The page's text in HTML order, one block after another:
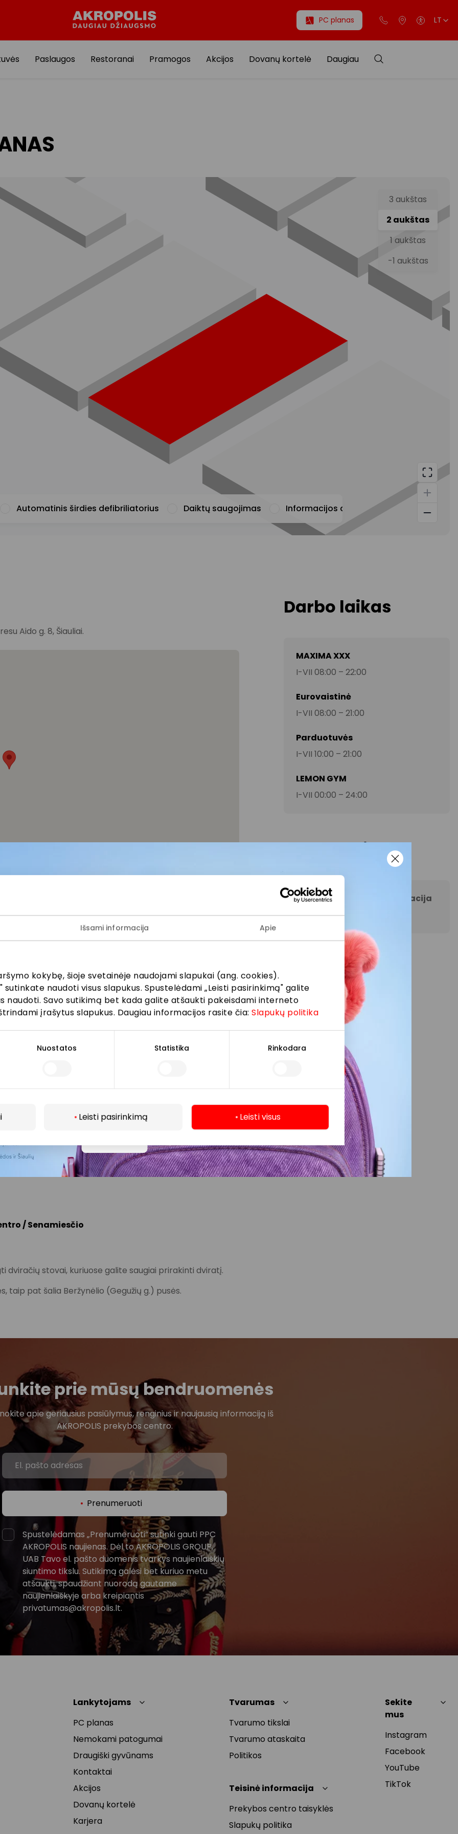
Išsami informacija Apie
kokybę, šioje svetainėje naudojami slapukai (ang. cookies).
sutinkate naudoti visus slapukus. Spustelėdami „Leisti pasirinkimą" galite
naudoti. Savo sutikimą bet kada galite atšaukti pakeisdami interneto
įrašytus slapukus. Daugiau informacijos rasite čia:Slapukų politika
Nuostatos Statistika Rinkodara
Leisti pasirinkimą Leisti visus
PC planas LT
Paslaugos Restoranai Pramogos Akcijos Dovanų kortelė Daugiau
Automatinis širdies defibriliatorius Daiktų saugojimas Informacijos apie prekybos centrą
Aido g. 8, Šiauliai.
iš miesto centro pasiekiamas vos per 7–10 minučių.
stotelėse „Beržynėlio“ ir „Tilžės“:
17, 21, 23, 23A, 24
/ Senamiesčio
dviračių stovai, kuriuose galite saugiai prirakinti dviratį.
taip pat šalia Beržynėlio (Gegužių g.) pusės.
Darbo laikas
MAXIMA XXX
I-VII 08:00 – 22:00
Eurovaistinė
I-VII 08:00 – 21:00
Parduotuvės
I-VII 10:00 – 21:00
LEMON GYM
I-VII 00:00 – 24:00
Kontaktai
AKROPOLIS Šiauliai informacija
+370 65946062
prie mūsų bendruomenės
apie geriausius pasiūlymus, renginius ir naujausią informaciją iš
AKROPOLIS prekybos centro.
Prenumeruoti
Spustelėdamas „Prenumeruoti“ sutinki gauti PPC
AKROPOLIS naujienas. Dėl to AKROPOLIS GROUP,
UAB Tavo el. pašto duomenis tvarkys naujienlaiškių
siuntimo tikslu. Sutikimą galėsi bet kuriuo metu
atšaukti, spaudžiant nuorodą gautame
naujienlaiškyje arba kreipiantis
privatumas@akropolis.lt.
Lankytojams
PC planas
Nemokami patogumai
Draugiški gyvūnams
Kontaktai
Akcijos
Dovanų kortelė
Karjera
Tvarumas
Tvarumo tikslai
Tvarumo ataskaita
Politikos
Teisinė informacija
Prekybos centro taisyklės
Slapukų politika
Sekite
mus
Instagram
Facebook
YouTube
TikTok